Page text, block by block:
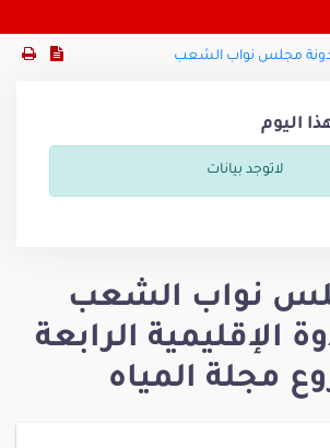
مجلس نواب الشعب
اليوم
لاتوجد بيانات
نواب الشعب
الإقليمية الرابعة
مجلة المياه